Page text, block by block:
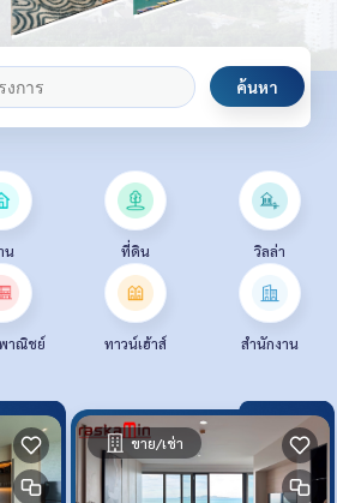
ค้นหา
น ที่ดิน วิลล่า
าณิชย์ ทาวน์เฮ้าส์ สำนักงาน
ขาย/เช่า